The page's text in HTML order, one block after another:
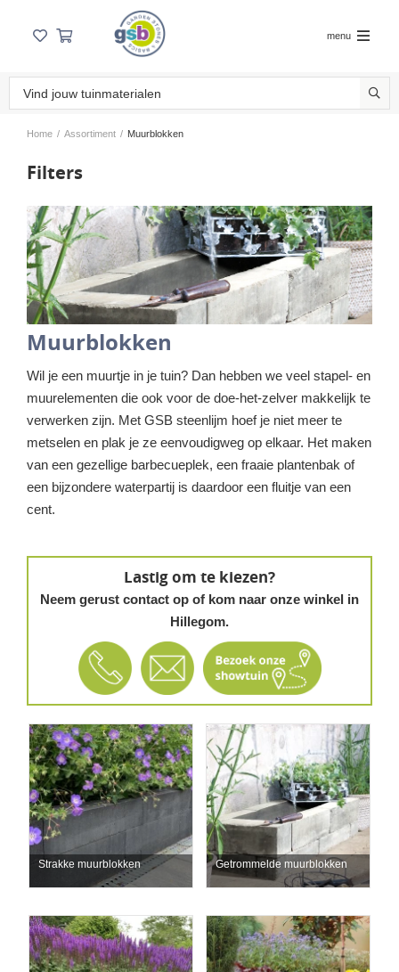
menu
Home / Assortiment / Muurblokken
Filters
Muurblokken
Wil je een muurtje in je tuin? Dan hebben we veel stapel- en
muurelementen die ook voor de doe-het-zelver makkelijk te
verwerken zijn. Met GSB steenlijm hoef je niet meer te
metselen en plak je ze eenvoudigweg op elkaar. Het maken
van een gezellige barbecueplek, een fraaie plantenbak of
een bijzondere waterpartij is daardoor een fluitje van een
cent.
Lastig om te kiezen?
Neem gerust contact op of kom naar onze winkel in
Hillegom.
Strakke muurblokken Getrommelde muurblokken